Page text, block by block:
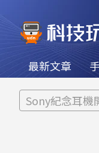
最新文章
Sony紀念耳機